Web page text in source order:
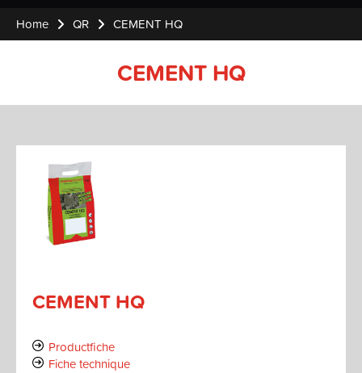
Home QR CEMENT HQ
CEMENT HQ
CEMENT HQ
Productfiche
Fiche technique